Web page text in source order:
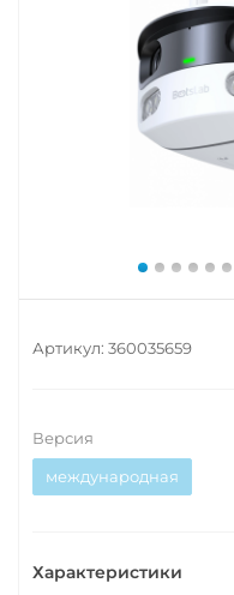
Артикул: 360035659
Версия
международная
Характеристики